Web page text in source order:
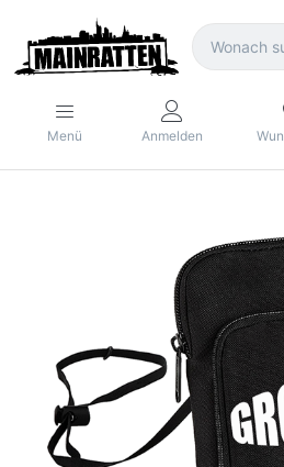
Menü Anmelden